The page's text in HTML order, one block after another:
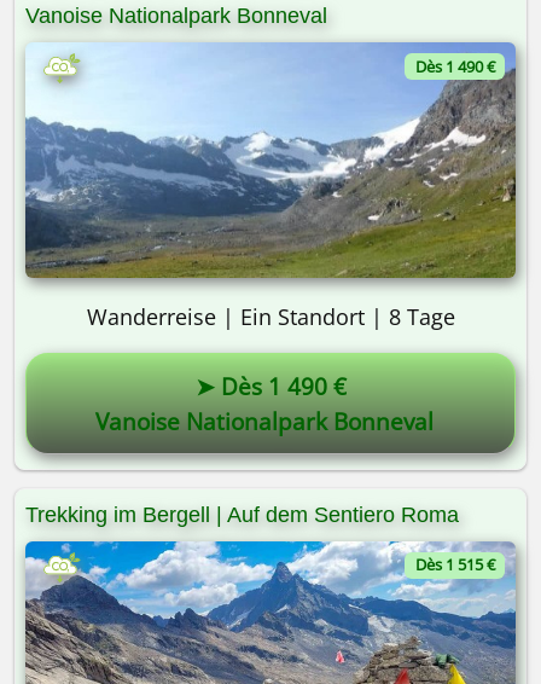
Wäre es was für Sie? 😎
Vanoise Nationalpark Bonneval
Dès 1 490 €
Wanderreise | Ein Standort | 8 Tage
➤ Dès 1 490 €
Vanoise Nationalpark Bonneval
Trekking im Bergell | Auf dem Sentiero Roma
Dès 1 515 €